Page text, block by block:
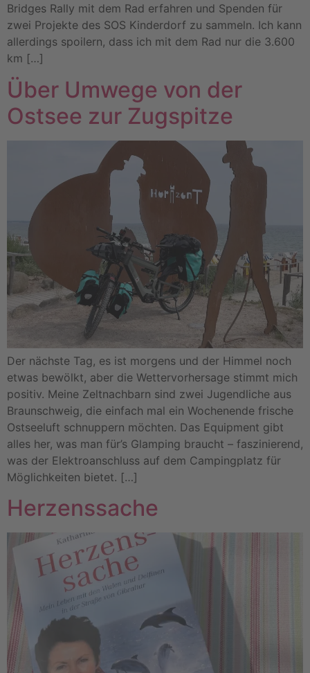
Bridges Rally mit dem Rad erfahren und Spenden für
zwei Projekte des SOS Kinderdorf zu sammeln. Ich kann
allerdings spoilern, dass ich mit dem Rad nur die 3.600
km […]
Über Umwege von der
Ostsee zur Zugspitze
Der nächste Tag, es ist morgens und der Himmel noch
etwas bewölkt, aber die Wettervorhersage stimmt mich
positiv. Meine Zeltnachbarn sind zwei Jugendliche aus
Braunschweig, die einfach mal ein Wochenende frische
Ostseeluft schnuppern möchten. Das Equipment gibt
alles her, was man für’s Glamping braucht – faszinierend,
was der Elektroanschluss auf dem Campingplatz für
Möglichkeiten bietet. […]
Herzenssache